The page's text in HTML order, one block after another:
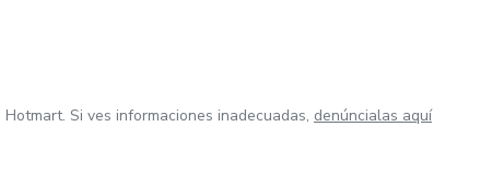
Si ves informaciones inadecuadas, denúncialas aquí